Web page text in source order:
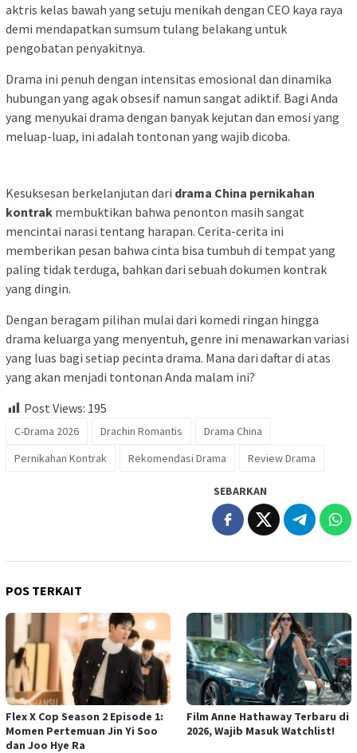
aktris kelas bawah yang setuju menikah dengan CEO kaya raya
demi mendapatkan sumsum tulang belakang untuk
pengobatan penyakitnya.
Drama ini penuh dengan intensitas emosional dan dinamika
hubungan yang agak obsesif namun sangat adiktif. Bagi Anda
yang menyukai drama dengan banyak kejutan dan emosi yang
meluap-luap, ini adalah tontonan yang wajib dicoba.
Kesuksesan berkelanjutan dari drama China pernikahan
kontrak membuktikan bahwa penonton masih sangat
mencintai narasi tentang harapan. Cerita-cerita ini
memberikan pesan bahwa cinta bisa tumbuh di tempat yang
paling tidak terduga, bahkan dari sebuah dokumen kontrak
yang dingin.
Dengan beragam pilihan mulai dari komedi ringan hingga
drama keluarga yang menyentuh, genre ini menawarkan variasi
yang luas bagi setiap pecinta drama. Mana dari daftar di atas
yang akan menjadi tontonan Anda malam ini?
Post Views: 195
C-Drama 2026 Drachin Romantis
Drama China
Pernikahan Kontrak
Rekomendasi Drama Review Drama
SEBARKAN
POS TERKAIT
Flex X Cop Season 2 Episode 1:
Momen Pertemuan Jin Yi Soo
dan Joo Hye Ra
Film Anne Hathaway Terbaru di
2026, Wajib Masuk Watchlist!